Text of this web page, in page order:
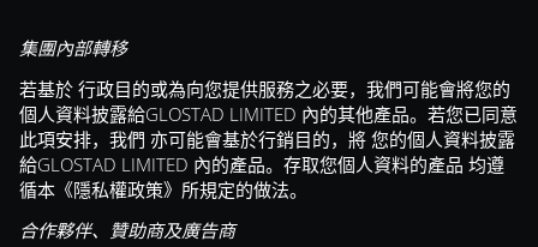
集團內部轉移
若基於 行政目的或為向您提供服務之必要，我們可能會將您的
個人資料披露給GLOSTAD LIMITED 內的其他產品。若您已同意
此項安排，我們 亦可能會基於行銷目的，將 您的個人資料披露
給GLOSTAD LIMITED 內的產品。存取您個人資料的產品 均遵
循本《隱私權政策》所規定的做法。
合作夥伴、贊助商及廣告商